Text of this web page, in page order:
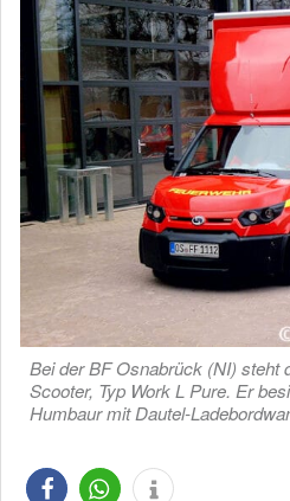
Bei der BF Osnabrück (NI) steht
Scooter, Typ Work L Pure. Er
Humbaur mit Dautel-